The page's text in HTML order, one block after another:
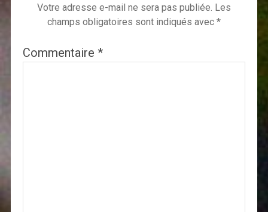
Votre adresse e-mail ne sera pas publiée. Les
champs obligatoires sont indiqués avec *
Commentaire *